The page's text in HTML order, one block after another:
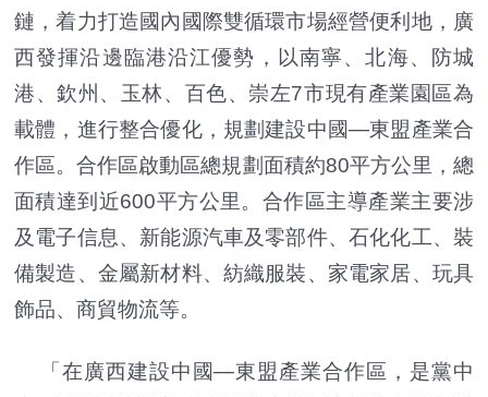
鏈，着力打造國內國際雙循環市場經營便利地，廣
西發揮沿邊臨港沿江優勢，以南寧、北海、防城
港、欽州、玉林、百色、崇左7市現有產業園區為
載體，進行整合優化，規劃建設中國—東盟產業合
作區。合作區啟動區總規劃面積約80平方公里，總
面積達到近600平方公里。合作區主導產業主要涉
及電子信息、新能源汽車及零部件、石化化工、裝
備製造、金屬新材料、紡織服裝、家電家居、玩具
飾品、商貿物流等。
「在廣西建設中國—東盟產業合作區，是黨中